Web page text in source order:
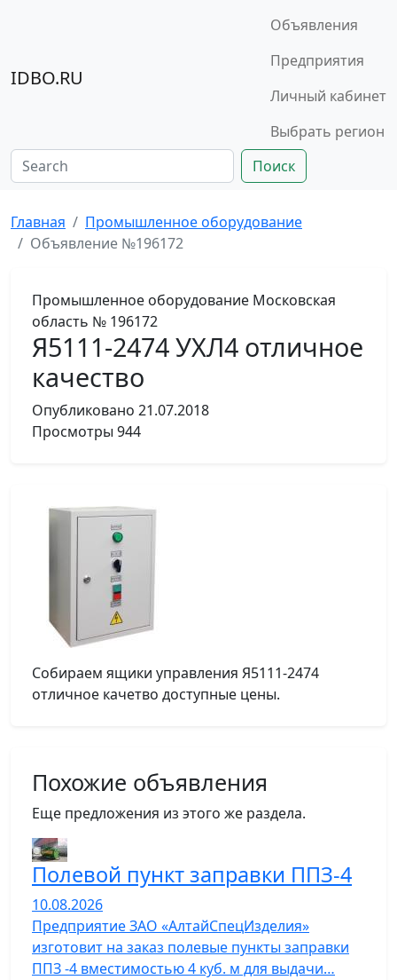
IDBO.RU
Объявления
Предприятия
Личный кабинет
Выбрать регион
Поиск
Главная
Промышленное оборудование
Объявление №196172
Промышленное оборудование Московская
область № 196172
Я5111-2474 УХЛ4 отличное
качество
Опубликовано 21.07.2018
Просмотры 944
Собираем ящики управления Я5111-2474
отличное качетво доступные цены.
Похожие объявления
Еще предложения из этого же раздела.
Полевой пункт заправки ППЗ-4
10.08.2026
Предприятие ЗАО «АлтайСпецИзделия»
изготовит на заказ полевые пункты заправки
ППЗ -4 вместимостью 4 куб. м для выдачи…